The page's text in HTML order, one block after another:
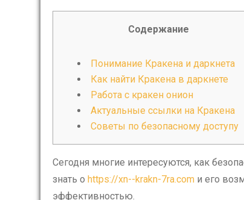
Содержание
Понимание Кракена и даркнета
Как найти Кракена в даркнете
Работа с кракен онион
Актуальные ссылки на Кракена
Советы по безопасному доступу
Сегодня многие интересуются, как
знать о https://xn--krakn-7ra.com и его
эффективностью.